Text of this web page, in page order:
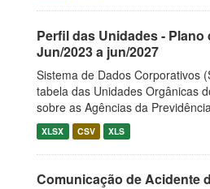
Perfil das Unidades -
Jun/2023 a jun/2027
Sistema de Dados Corporativos
tabela das Unidades Orgânicas
sobre as Agências da
XLSX CSV XLS
Comunicação de Acidente